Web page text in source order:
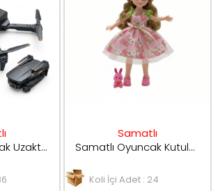
Samatlı Oyuncak Uzaktan Kumandalı Kameralı Drone H15
Samatlı
Samatlı Oyuncak Kutulu Büyük Boy Model Bebek SK048A/SK048B/SK048C/SK048D
Koli İçi Adet : 24